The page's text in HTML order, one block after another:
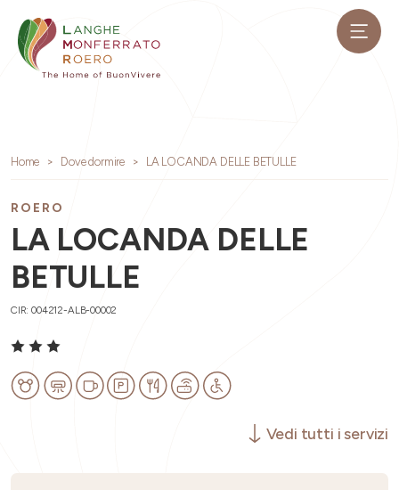
Home Dove dormire LA LOCANDA DELLE BETULLE
ROERO
LA LOCANDA DELLE
BETULLE
CIR: 004212-ALB-00002
Vedi tutti i servizi